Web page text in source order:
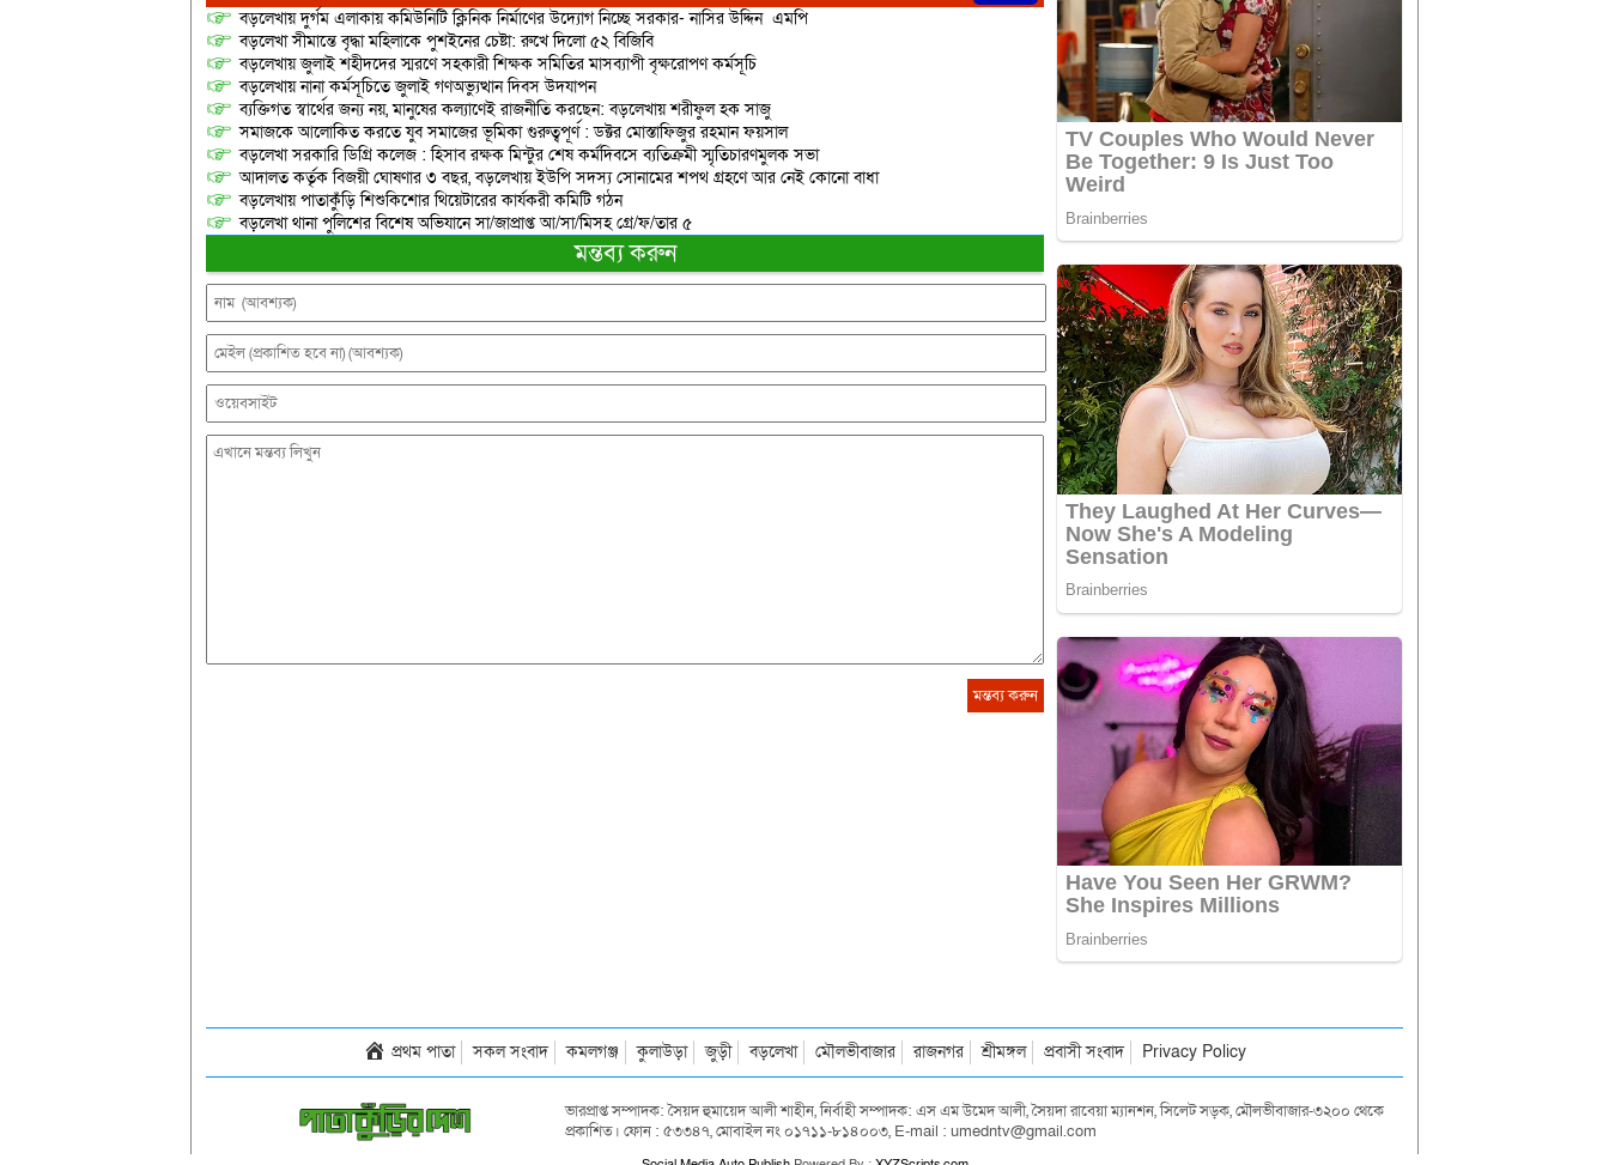
বড়লেখায় দুর্গম এলাকায় কমিউনিটি ক্লিনিক নির্মাণের উদ্যোগ নিচ্ছে সরকার- নাসির উদ্দিন এমপি
বড়লেখা সীমান্তে বৃদ্ধা মহিলাকে পুশইনের চেষ্টা: রুখে দিলো ৫২ বিজিবি
বড়লেখায় জুলাই শহীদদের স্মরণে সহকারী শিক্ষক সমিতির মাসব্যাপী বৃক্ষরোপণ কর্মসূচি
বড়লেখায় নানা কর্মসূচিতে জুলাই গণঅভ্যুত্থান দিবস উদযাপন
ব্যক্তিগত স্বার্থের জন্য নয়, মানুষের কল্যাণেই রাজনীতি করছেন: বড়লেখায় শরীফুল হক সাজু
সমাজকে আলোকিত করতে যুব সমাজের ভূমিকা গুরুত্বপূর্ণ : ডক্টর মোস্তাফিজুর রহমান ফয়সাল
বড়লেখা সরকারি ডিগ্রি কলেজ : হিসাব রক্ষক মিন্টুর শেষ কর্মদিবসে ব্যতিক্রমী স্মৃতিচারণমুলক সভা
আদালত কর্তৃক বিজয়ী ঘোষণার ৩ বছর, বড়লেখায় ইউপি সদস্য সোনামের শপথ গ্রহণে আর নেই কোনো বাধা
বড়লেখায় পাতাকুঁড়ি শিশুকিশোর থিয়েটারের কার্যকরী কমিটি গঠন
বড়লেখা থানা পুলিশের বিশেষ অভিযানে সা/জাপ্রাপ্ত আ/সা/মিসহ গ্রে/ফ/তার ৫
মন্তব্য করুন
প্রথম পাতা সকল সংবাদ কমলগঞ্জ কুলাউড়া জুড়ী বড়লেখা মৌলভীবাজার রাজনগর শ্রীমঙ্গল প্রবাসী সংবাদ Privacy Policy
ভারপ্রাপ্ত সম্পাদক: সৈয়দ হুমায়েদ আলী শাহীন, নির্বাহী সম্পাদক: এস এম উমেদ আলী, সৈয়দা রাবেয়া ম্যানশন, সিলেট সড়ক, মৌলভীবাজার-৩২০০ থেকে
প্রকাশিত। ফোন : ৫৩৩৪৭, মোবাইল নং ০১৭১১-৮১৪০০৩, E-mail : umedntv@gmail.com